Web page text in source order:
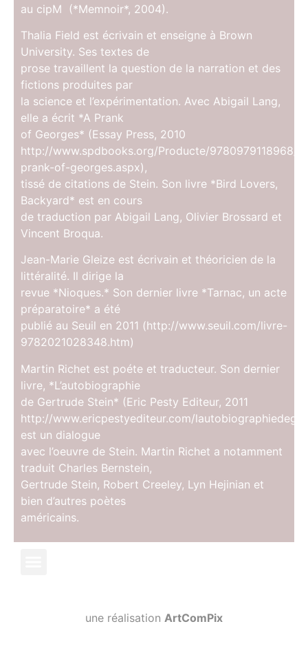
au cipM (*Memnoir*, 2004).
Thalia Field est écrivain et enseigne à Brown
University. Ses textes de
prose travaillent la question de la narration et des
fictions produites par
la science et l’expérimentation. Avec Abigail Lang,
elle a écrit *A Prank
of Georges* (Essay Press, 2010
http://www.spdbooks.org/Producte/9780979118968/a-
prank-of-georges.aspx),
tissé de citations de Stein. Son livre *Bird Lovers,
Backyard* est en cours
de traduction par Abigail Lang, Olivier Brossard et
Vincent Broqua.
Jean-Marie Gleize est écrivain et théoricien de la
littéralité. Il dirige la
revue *Nioques.* Son dernier livre *Tarnac, un acte
préparatoire* a été
publié au Seuil en 2011 (http://www.seuil.com/livre-
9782021028348.htm)
Martin Richet est poéte et traducteur. Son dernier
livre, *L’autobiographie
de Gertrude Stein* (Eric Pesty Editeur, 2011
http://www.ericpestyediteur.com/
est un dialogue
avec l’oeuvre de Stein. Martin Richet a notamment
traduit Charles Bernstein,
Gertrude Stein, Robert Creeley, Lyn Hejinian et
bien d’autres poètes
américains.
une réalisation ArtComPix